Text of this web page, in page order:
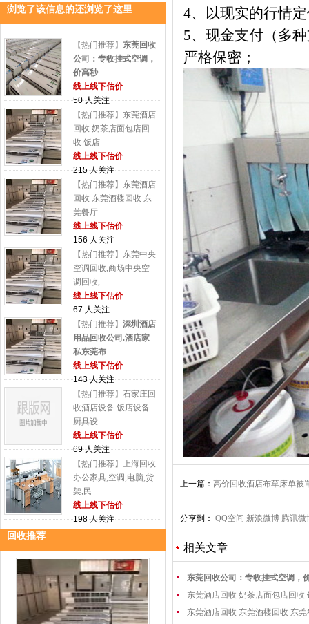
浏览了该信息的还浏览了这里
【热门推荐】 东莞回收
公司：专收挂式空调，
价高秒
线上线下估价
50 人关注
【热门推荐】东莞酒店
回收 奶茶店面包店回
收 饭店
线上线下估价
215 人关注
【热门推荐】东莞酒店
回收 东莞酒楼回收 东
莞餐厅
线上线下估价
156 人关注
【热门推荐】东莞中央
空调回收,商场中央空
调回收,
线上线下估价
67 人关注
【热门推荐】 深圳酒店
用品回收公司.酒店家
私东莞布
线上线下估价
143 人关注
【热门推荐】石家庄回
收酒店设备 饭店设备
厨具设
线上线下估价
69 人关注
【热门推荐】上海回收
办公家具,空调,电脑,货
架,民
线上线下估价
198 人关注
回收推荐
4、以现实的行情
5、现金支付（多
严格保密；
上一篇： 高价回收酒店布草床单被
分享到： QQ空间 新浪微博 腾讯微
相关文章
东莞回收公司：专收挂式空调，
东莞酒店回收 奶茶店面包店回收
东莞酒店回收 东莞酒楼回收 东